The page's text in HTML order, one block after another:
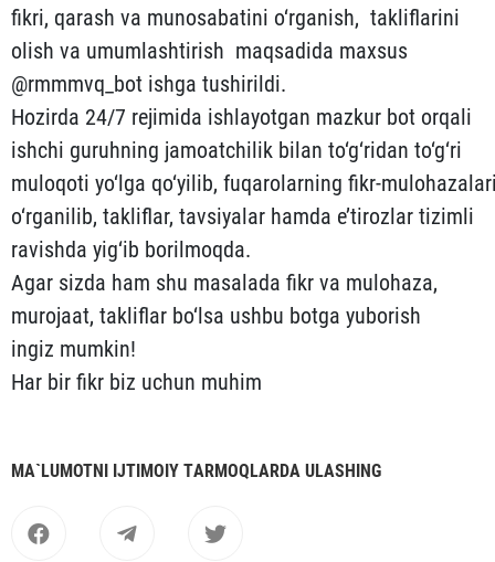
fikri, qarash va munosabatini o‘rganish, takliflarini
olish va umumlashtirish maqsadida maxsus
@rmmmvq_bot ishga tushirildi.
Hozirda 24/7 rejimida ishlayotgan mazkur bot orqali
ishchi guruhning jamoatchilik bilan to‘g‘ridan to‘g‘ri
muloqoti yo‘lga qo‘yilib, fuqarolarning fikr-
o‘rganilib, takliflar, tavsiyalar hamda e’tirozlar tizimli
ravishda yig‘ib borilmoqda.
Agar sizda ham shu masalada fikr va mulohaza,
murojaat, takliflar bo‘lsa ushbu botga yuborish
ingiz mumkin!
Har bir fikr biz uchun muhim
MА`LUMOTNI IJTIMOIY TАRMOQLАRDА ULАSHING